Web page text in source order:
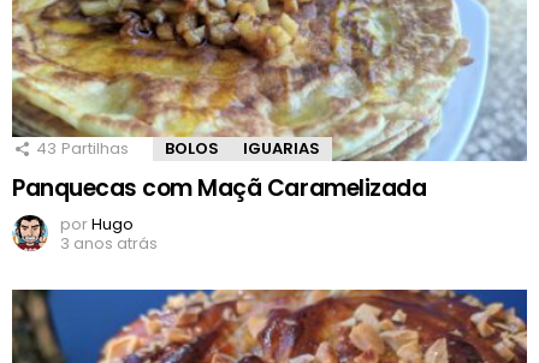
43 Partilhas BOLOS IGUARIAS
Panquecas com Maçã Caramelizada
porHugo
3 anos atrás